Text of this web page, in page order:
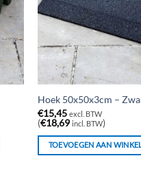
Hoek 50x50x3cm –
€15,45 excl. BTW
(€18,69 incl. BTW)
TOEVOEGEN AAN